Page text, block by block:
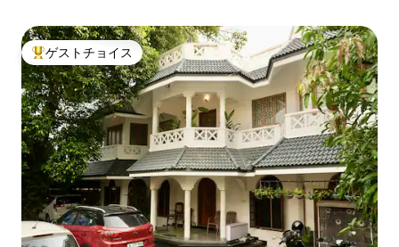
大好評のゲストチョイスです。
ゲストチョイス